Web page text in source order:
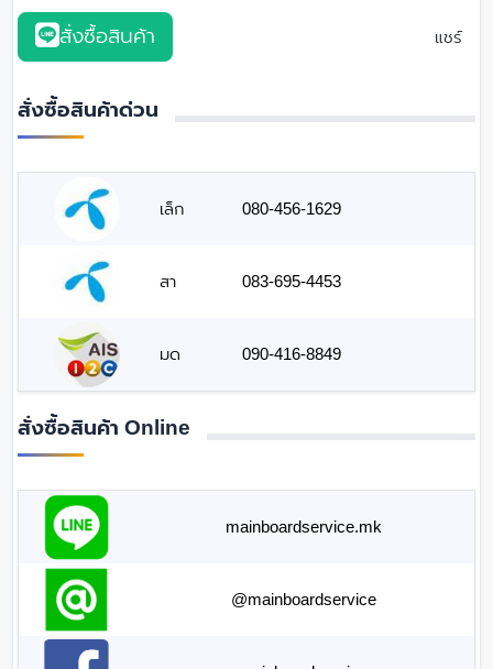
สั่งซื้อสินค้า แชร์
สั่งซื้อสินค้าด่วน
เล็ก 080-456-1629
สา 083-695-4453
มด 090-416-8849
สั่งซื้อสินค้า Online
mainboardservice.mk
@mainboardservice